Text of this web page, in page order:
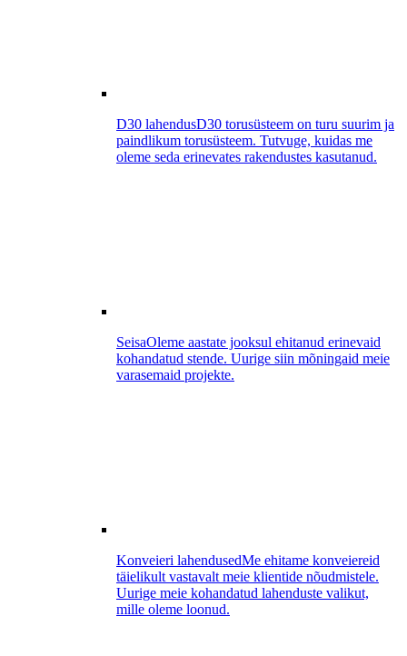
D30 lahendusD30 torusüsteem on turu suurim ja
paindlikum torusüsteem. Tutvuge, kuidas me
oleme seda erinevates rakendustes kasutanud.
SeisaOleme aastate jooksul ehitanud erinevaid
kohandatud stende. Uurige siin mõningaid meie
varasemaid projekte.
Konveieri lahendusedMe ehitame konveiereid
täielikult vastavalt meie klientide nõudmistele.
Uurige meie kohandatud lahenduste valikut,
mille oleme loonud.